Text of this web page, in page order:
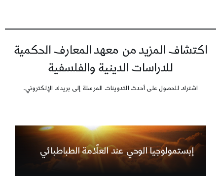
اكتشاف المزيد من معهد المعارف الحكمية
للدراسات الدينية والفلسفية
اشترك للحصول على أحدث التدوينات المرسلة إلى بريدك الإلكتروني.
إبستمولوجيا الوحي عند العلّامة الطباطبائي